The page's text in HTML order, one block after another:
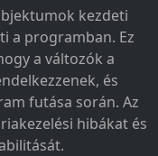
kezdeti
a programban. Ez
a változók a
és
futása során. Az
hibákat és